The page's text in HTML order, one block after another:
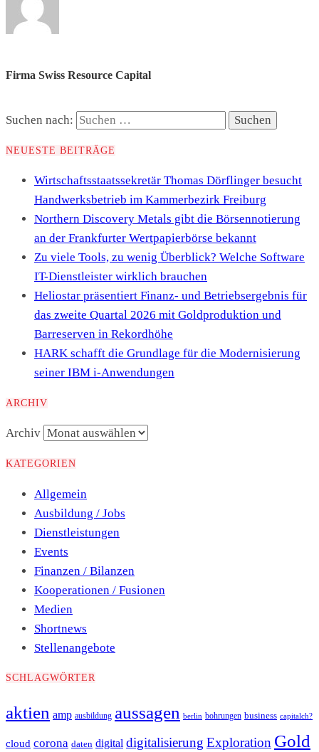
Firma Swiss Resource Capital
Suchen nach:
NEUESTE BEITRÄGE
Wirtschaftsstaatssekretär Thomas Dörflinger besucht
Handwerksbetrieb im Kammerbezirk Freiburg
Northern Discovery Metals gibt die Börsennotierung
an der Frankfurter Wertpapierbörse bekannt
Zu viele Tools, zu wenig Überblick? Welche Software
IT-Dienstleister wirklich brauchen
Heliostar präsentiert Finanz- und Betriebsergebnis für
das zweite Quartal 2026 mit Goldproduktion und
Barreserven in Rekordhöhe
HARK schafft die Grundlage für die Modernisierung
seiner IBM i-Anwendungen
ARCHIV
Archiv
KATEGORIEN
Allgemein
Ausbildung / Jobs
Dienstleistungen
Events
Finanzen / Bilanzen
Kooperationen / Fusionen
Medien
Shortnews
Stellenangebote
SCHLAGWÖRTER
aktien amp ausbildung aussagen berlin bohrungen business capitalch?
cloud corona daten digital digitalisierung Exploration Gold